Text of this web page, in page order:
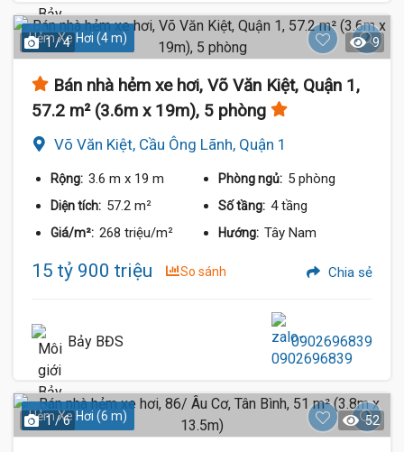
Hẻm Xe Hơi (4 m)
1 / 4 9
Bán nhà hẻm xe hơi, Võ Văn Kiệt, Quận 1,
57.2 m² (3.6m x 19m), 5 phòng
Võ Văn Kiệt, Cầu Ông Lãnh, Quận 1
Rộng: 3.6 m x 19 m Phòng ngủ: 5 phòng
Diện tích: 57.2 m² Số tầng: 4 tầng
Giá/m²: 268 triệu/m² Hướng: Tây Nam
15 tỷ 900 triệu So sánh Chia sẻ
Bảy BĐS 0902696839
Hẻm Xe Hơi (6 m)
1 / 6 52